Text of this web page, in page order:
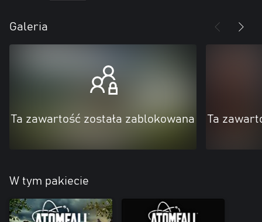
Galeria
Ta zawartość została zablokowana Ta
W tym pakiecie